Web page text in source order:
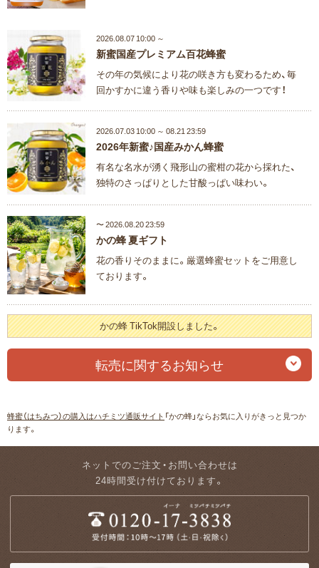
2026.08.07 10:00 ～
新蜜国産プレミアム百花蜂蜜
その年の気候により花の咲き方も変わるため、毎
回かすかに違う香りや味も楽しみの一つです！
2026.07.03 10:00 ～ 08.21 23:59
2026年新蜜♪国産みかん蜂蜜
有名な名水が湧く飛形山の蜜柑の花から採れた、
独特のさっぱりとした甘酸っぱい味わい。
〜 2026.08.20 23:59
かの蜂 夏ギフト
花の香りそのままに。厳選蜂蜜セットをご用意し
ております。
かの蜂 TikTok開設しました。
転売に関するお知らせ
蜂蜜（はちみつ）の購入はハチミツ通販サイト 「かの蜂」ならお気に入りがきっと見つか
ります。
ネットでのご注文・お問い合わせは
24時間受け付けております。